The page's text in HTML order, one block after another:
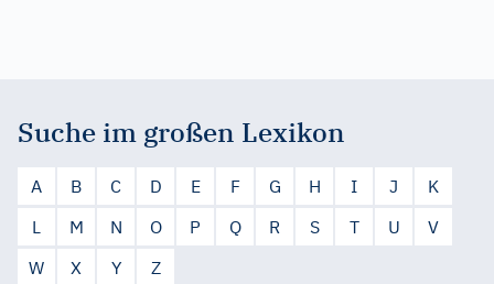
Suche im großen Lexikon
A B C D E F G H I J
K
L
M N O P Q R S T U
V
W
X Y Z